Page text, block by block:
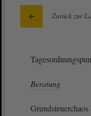
Zurück zur
Beratung